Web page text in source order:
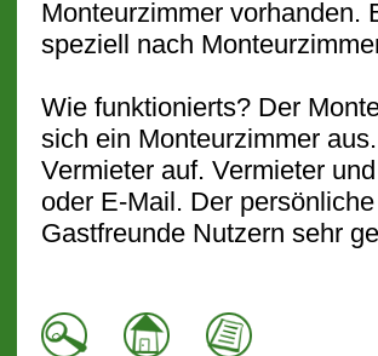
Monteurzimmer vorhanden.
speziell nach
Wie funktionierts? Der
sich ein Monteurzimmer
Vermieter auf. Vermieter
oder E-Mail. Der
Gastfreunde Nutzern sehr